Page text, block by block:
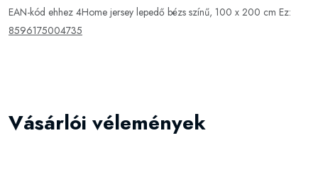
EAN-kód ehhez 4Home jersey lepedő bézs színű, 100 x 200 cm Ez:
8596175004735
Vásárlói vélemények